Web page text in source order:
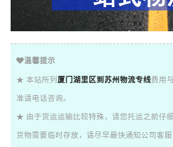
温馨提示
★ 本站所列 厦门湖里区到苏州物流专线费用
准请电话咨询。
★ 由于货运运输比较特殊，请您托运之前仔
货物需要临时存放，请尽早最快通知公司客服